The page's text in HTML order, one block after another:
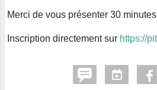
Merci de vous présenter 30
Inscription directement sur https://